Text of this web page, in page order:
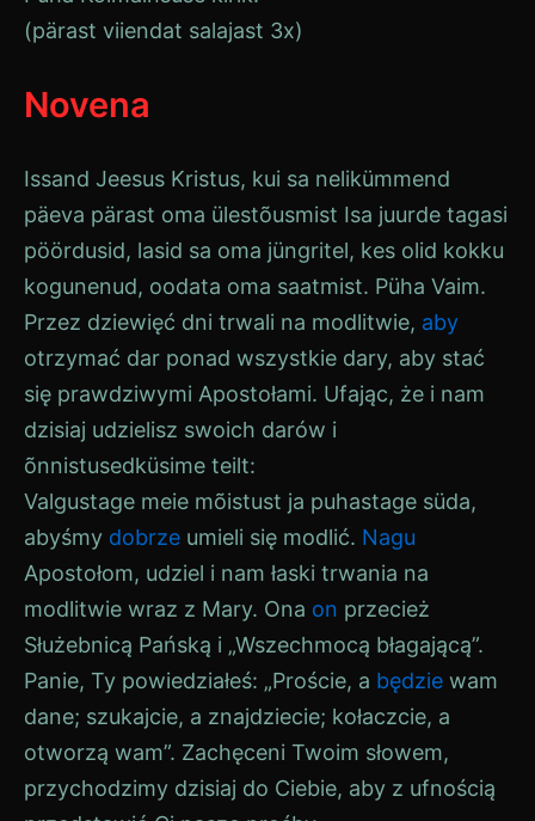
(pärast viiendat salajast 3x)
Novena
Issand Jeesus Kristus, kui sa nelikümmend
päeva pärast oma ülestõusmist Isa juurde tagasi
pöördusid, lasid sa oma jüngritel, kes olid kokku
kogunenud, oodata oma saatmist. Püha Vaim.
Przez dziewięć dni trwali na modlitwie, aby
otrzymać dar ponad wszystkie dary, aby stać
się prawdziwymi Apostołami. Ufając, że i nam
dzisiaj udzielisz swoich darów i
õnnistusedküsime teilt:
Valgustage meie mõistust ja puhastage süda,
abyśmy dobrze umieli się modlić. Nagu
Apostołom, udziel i nam łaski trwania na
modlitwie wraz z Mary. Ona on przecież
Służebnicą Pańską i „Wszechmocą błagającą”.
Panie, Ty powiedziałeś: „Proście, a będzie wam
dane; szukajcie, a znajdziecie; kołaczcie, a
otworzą wam”. Zachęceni Twoim słowem,
przychodzimy dzisiaj do Ciebie, aby z ufnością